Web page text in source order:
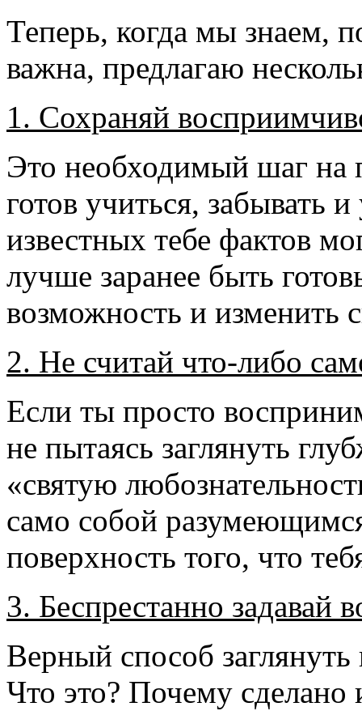
Теперь, когда мы знаем,
важна, предлагаю
1. Сохраняй
Это необходимый шаг на
готов учиться, забывать
известных тебе фактов
лучше заранее быть
возможность и изменить
2. Не считай что-либо
Если ты просто
не пытаясь заглянуть
«святую
само собой
поверхность того, что
3. Беспрестанно задавай
Верный способ
Что это? Почему